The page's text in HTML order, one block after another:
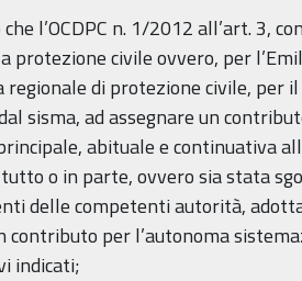
l’OCDPC n. 1/2012 all’art. 3,
protezione civile ovvero, per
regionale di protezione civile, per
sisma, ad assegnare un
abituale e continuativa
o in parte, ovvero sia stata
delle competenti autorità,
contributo per l’autonoma
indicati;